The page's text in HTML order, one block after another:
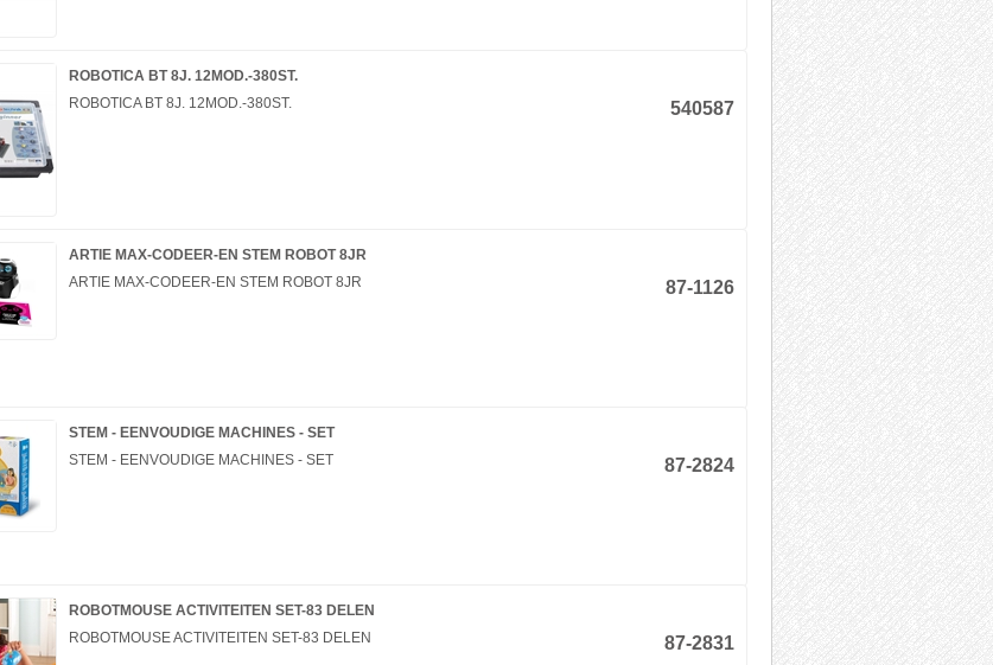
ROBOTICA BT 8J. 12MOD.-380ST.
ROBOTICA BT 8J. 12MOD.-380ST.
540587
ARTIE MAX-CODEER-EN STEM ROBOT 8JR
ARTIE MAX-CODEER-EN STEM ROBOT 8JR
87-1126
STEM - EENVOUDIGE MACHINES - SET
STEM - EENVOUDIGE MACHINES - SET
87-2824
ROBOTMOUSE ACTIVITEITEN SET-83 DELEN
ROBOTMOUSE ACTIVITEITEN SET-83 DELEN
87-2831